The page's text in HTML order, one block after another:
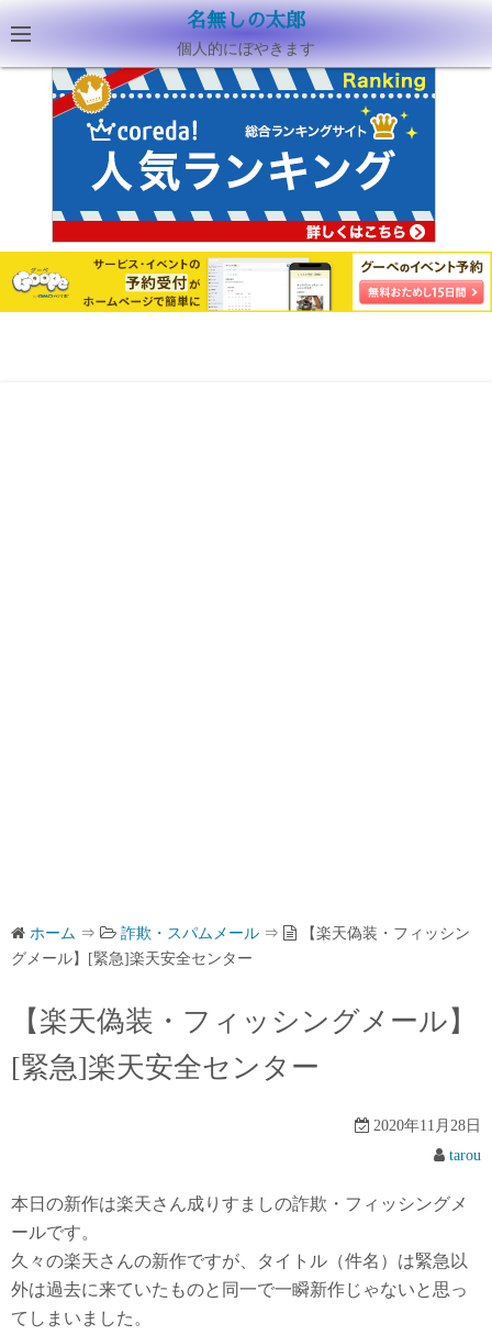
名無しの太郎
個人的にぼやきます
ホーム ⇒ 詐欺・スパムメール ⇒
【楽天偽装・フィッシン
グメール】[緊急]楽天安全センター
【楽天偽装・フィッシングメール】
[緊急]楽天安全センター
2020年11月28日
tarou
本日の新作は楽天さん成りすましの詐欺・フィッシングメ
ールです。
久々の楽天さんの新作ですが、タイトル（件名）は緊急以
外は過去に来ていたものと同一で一瞬新作じゃないと思っ
てしまいました。